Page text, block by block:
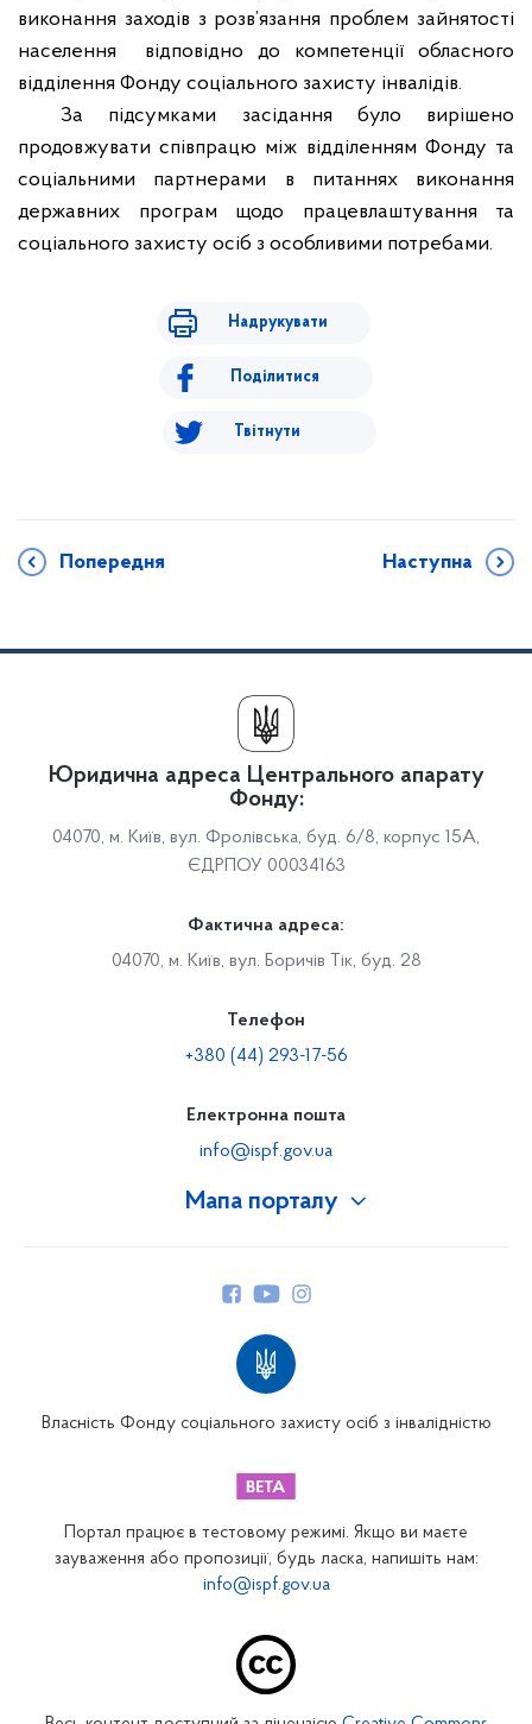
виконання заходів з розв’язання проблем зайнятості
населення
відповідно до компетенції обласного
відділення Фонду соціального захисту інвалідів.
За підсумками засідання було вирішено
продовжувати співпрацю між відділенням Фонду та
соціальними партнерами в питаннях виконання
державних програм щодо працевлаштування та
соціального захисту осіб з особливими потребами.
Надрукувати
Поділитися
Твітнути
Попередня Наступна
Мапа порталу
Закарпатське відділення
Запорізьке відділення
Юридична адреса Центрального апарату
Фонду:
04070, м. Київ, вул. Фролівська, буд. 6/8, корпус 15А,
ЄДРПОУ 00034163
Фактична адреса:
04070, м. Київ, вул. Боричів Тік, буд. 28
Телефон
+380 (44) 293-17-56
Електронна пошта
info@ispf.gov.ua
Власність Фонду соціального захисту осіб з інвалідністю
Портал працює в тестовому режимі. Якщо ви маєте
зауваження або пропозиції, будь ласка, напишіть нам:
info@ispf.gov.ua